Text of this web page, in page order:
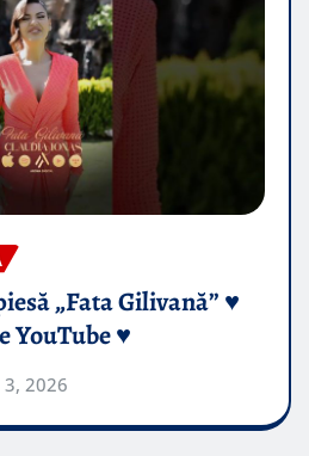
„Fata Gilivană” ♥️
YouTube ♥️
3, 2026